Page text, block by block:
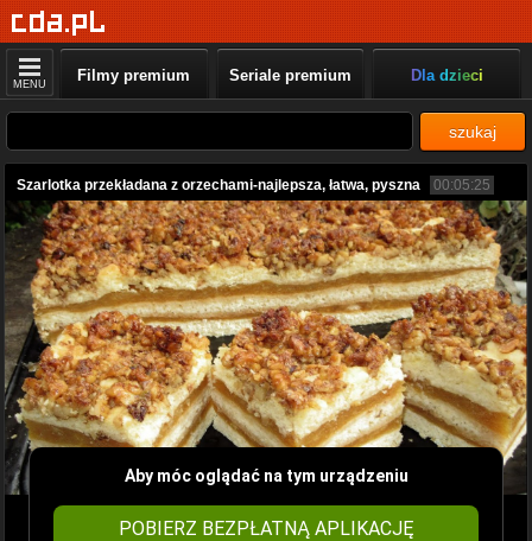
MENU Filmy premium Seriale premium Dla dzieci
szukaj
Szarlotka przekładana z orzechami-najlepsza, łatwa, pyszna 00:05:25
Aby móc oglądać na tym urządzeniu
POBIERZ BEZPŁATNĄ APLIKACJĘ